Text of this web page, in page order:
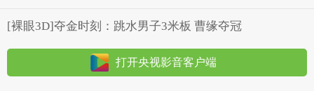
[裸眼3D]夺金时刻：跳水男子3米板 曹缘夺冠
打开央视影音客户端